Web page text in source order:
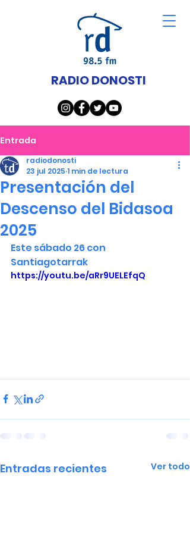
RADIO DONOSTI
Entrada
Presentación del
Descenso del Bidasoa
2025
radiodonosti
23 jul 2025 1 min de lectura
Este sábado 26 con
Santiagotarrak
https://youtu.be/aRr9UELEfqQ
Entradas recientes Ver todo